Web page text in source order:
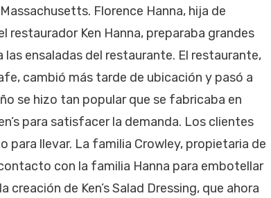
Florence Hanna, hija de
restaurador Ken Hanna, preparaba grandes
ensaladas del restaurante. El restaurante,
cambió más tarde de ubicación y pasó a
se hizo tan popular que se fabricaba en
para satisfacer la demanda. Los clientes
para llevar. La familia Crowley, propietaria de
con la familia Hanna para embotellar
creación de Ken’s Salad Dressing, que ahora